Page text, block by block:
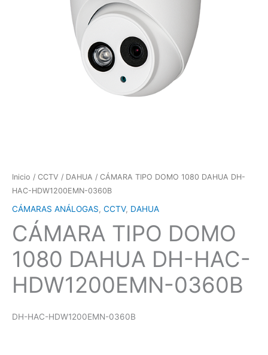
Inicio / CCTV / DAHUA / CÁMARA TIPO DOMO 1080 DAHUA DH-
HAC-HDW1200EMN-0360B
CÁMARAS ANÁLOGAS, CCTV, DAHUA
CÁMARA TIPO DOMO
1080 DAHUA DH-HAC-
HDW1200EMN-0360B
DH-HAC-HDW1200EMN-0360B